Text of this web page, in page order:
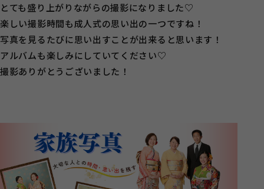
とても盛り上がりながらの撮影になりました♡
楽しい撮影時間も成人式の思い出の一つですね！
写真を見るたびに思い出すことが出来ると思います！
アルバムも楽しみにしていてください♡
撮影ありがとうございました！